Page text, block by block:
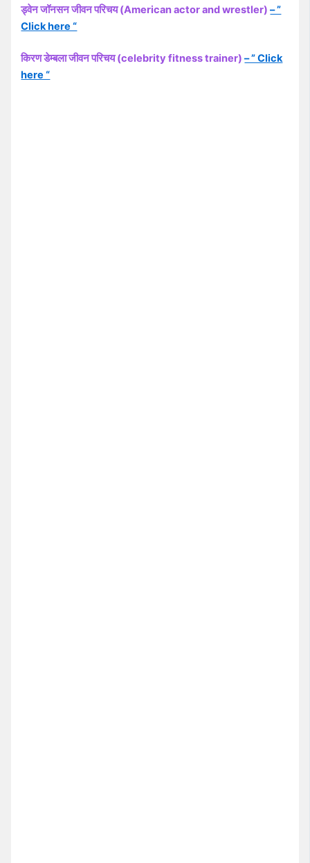
ड्वेन जॉनसन जीवन परिचय (American actor and wrestler)– ”
Click here “
किरण डेम्बला जीवन परिचय (celebrity fitness trainer)– ” Click
here “